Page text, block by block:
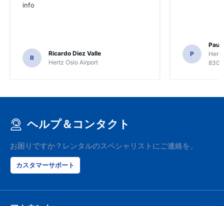
info
R
Ricardo Diez Valle
Hertz Oslo Airport
P
Paul
8300
ヘルプ＆コンタクト
お困りですか？レンタルのスペシャリストにご連絡を。
カスタマーサポート